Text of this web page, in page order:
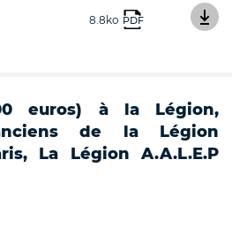
8.8ko PDF
euros) à la Légion,
de la Légion
La Légion A.A.L.E.P